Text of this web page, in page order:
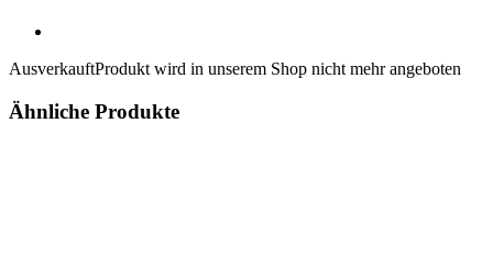
AusverkauftProdukt wird in unserem Shop nicht mehr angeboten
Ähnliche Produkte